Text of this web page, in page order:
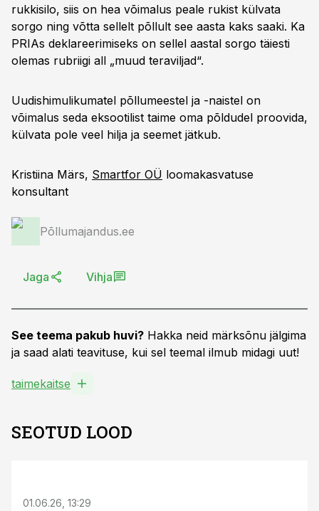
rukkisilo, siis on hea võimalus peale rukist külvata
sorgo ning võtta sellelt põllult see aasta kaks saaki. Ka
PRIAs deklareerimiseks on sellel aastal sorgo täiesti
olemas rubriigi all „muud teraviljad“.
Uudishimulikumatel põllumeestel ja -naistel on
võimalus seda eksootilist taime oma põldudel proovida,
külvata pole veel hilja ja seemet jätkub.
Kristiina Märs, Smartfor OÜ loomakasvatuse
konsultant
Põllumajandus.ee
Jaga Vihja
See teema pakub huvi? Hakka neid märksõnu jälgima
ja saad alati teavituse, kui sel teemal ilmub midagi uut!
taimekaitse
SEOTUD LOOD
01.06.26, 13:29